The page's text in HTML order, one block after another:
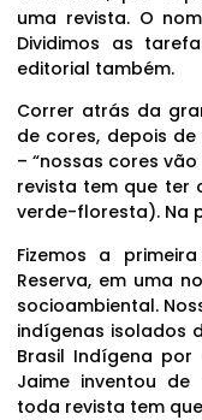
uma revista. O
Dividimos as
editorial também.
Correr atrás da
de cores, depois
– “nossas cores
revista tem que ter
verde-floresta). Na
Fizemos a
Reserva, em uma
socioambiental.
indígenas isolados
Brasil Indígena por
Jaime inventou
toda revista tem